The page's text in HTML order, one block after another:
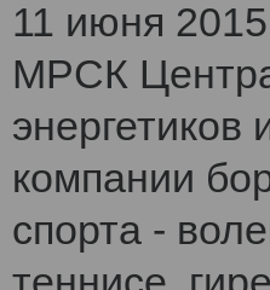
11 июня
МРСК
энергетиков
компании
спорта -